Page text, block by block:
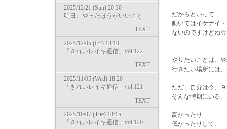
2025/12/21 (Sun) 20:30
明日、やったほうがいいこと
TEXT
2025/12/05 (Fri) 18:10
「きれいレイキ通信」vol.122
TEXT
2025/11/05 (Wed) 18:20
「きれいレイキ通信」vol.121
TEXT
2025/10/07 (Tue) 18:15
「きれいレイキ通信」vol.120
だからといって
動いてはイケナイ
ないのですけどね☆
やりたいことは、
行きたい場所には
ただ、自分は今、
そんな時期にいる
高かったり
低かったりして、